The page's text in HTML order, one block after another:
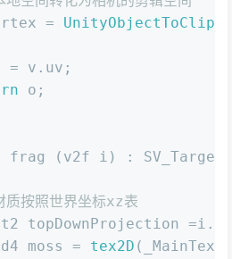
=
= v. uv ;
o;
frag (v2f i) : SV_Target
按照世界坐标xz表
topDownProjection =i.
moss =
tex2D